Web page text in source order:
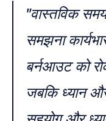
"वास्तविक
समझना
बर्नआउट को
जबकि ध्यान